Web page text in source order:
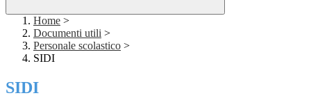
Home >
Documenti utili >
Personale scolastico >
SIDI
SIDI